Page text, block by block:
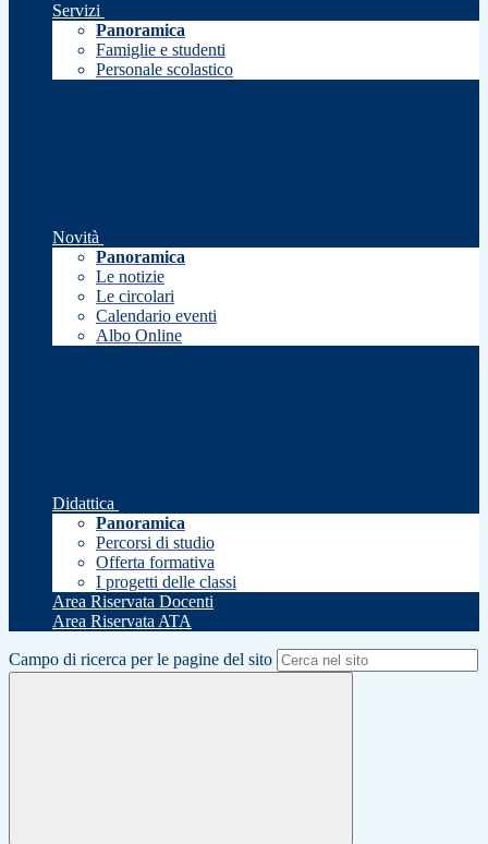
Servizi
Panoramica
Famiglie e studenti
Personale scolastico
Novità
Panoramica
Le notizie
Le circolari
Calendario eventi
Albo Online
Didattica
Panoramica
Percorsi di studio
Offerta formativa
I progetti delle classi
Area Riservata Docenti
Area Riservata ATA
Campo di ricerca per le pagine del sito